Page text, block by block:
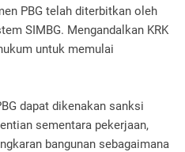
PBG telah diterbitkan oleh
SIMBG. Mengandalkan KRK
untuk memulai
dapat dikenakan sanksi
sementara pekerjaan,
bangunan sebagaimana